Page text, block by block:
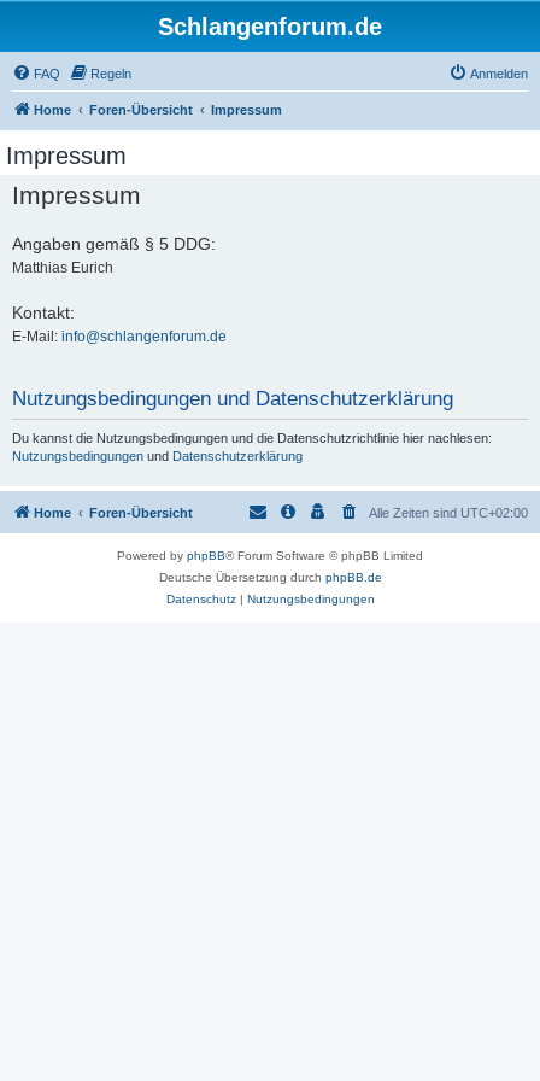
Schlangenforum.de
FAQ Regeln Anmelden
Home Foren-Übersicht Impressum
Impressum
Impressum
Angaben gemäß § 5 DDG:
Matthias Eurich
Kontakt:
E-Mail: info@schlangenforum.de
Nutzungsbedingungen und Datenschutzerklärung
Du kannst die Nutzungsbedingungen und die Datenschutzrichtlinie hier nachlesen:
Nutzungsbedingungen und Datenschutzerklärung
Home Foren-Übersicht Alle Zeiten sind UTC+02:00
Powered by phpBB® Forum Software © phpBB Limited
Deutsche Übersetzung durch phpBB.de
Datenschutz| Nutzungsbedingungen